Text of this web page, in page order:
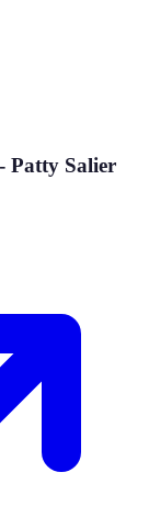
Patty Salier